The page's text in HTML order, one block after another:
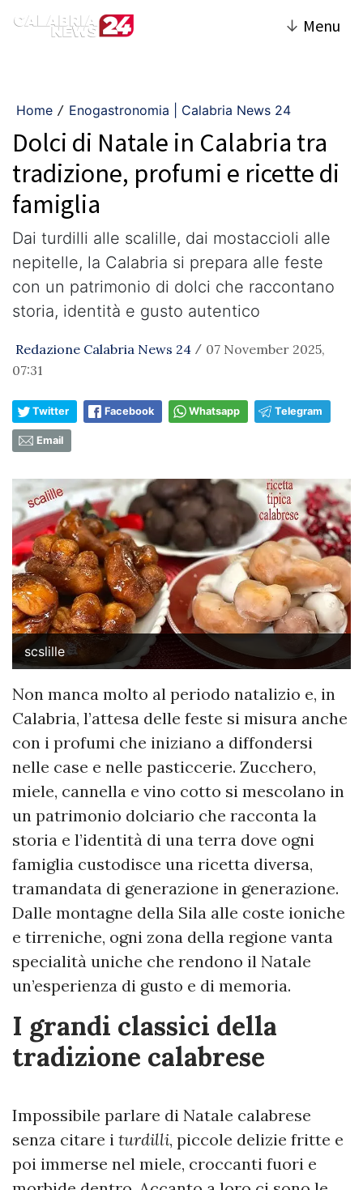
↓ Menu
Home / Enogastronomia | Calabria News 24
Dolci di Natale in Calabria tra
tradizione, profumi e ricette di
famiglia
Dai turdilli alle scalille, dai mostaccioli alle
nepitelle, la Calabria si prepara alle feste
con un patrimonio di dolci che raccontano
storia, identità e gusto autentico
Redazione Calabria News 24 / 07 November 2025,
07:31
Twitter Facebook Whatsapp Telegram
Email
scslille
Non manca molto al periodo natalizio e, in
Calabria, l’attesa delle feste si misura anche
con i profumi che iniziano a diffondersi
nelle case e nelle pasticcerie. Zucchero,
miele, cannella e vino cotto si mescolano in
un patrimonio dolciario che racconta la
storia e l’identità di una terra dove ogni
famiglia custodisce una ricetta diversa,
tramandata di generazione in generazione.
Dalle montagne della Sila alle coste ioniche
e tirreniche, ogni zona della regione vanta
specialità uniche che rendono il Natale
un’esperienza di gusto e di memoria.
I grandi classici della
tradizione calabrese
Impossibile parlare di Natale calabrese
senza citare i turdilli, piccole delizie fritte e
poi immerse nel miele, croccanti fuori e